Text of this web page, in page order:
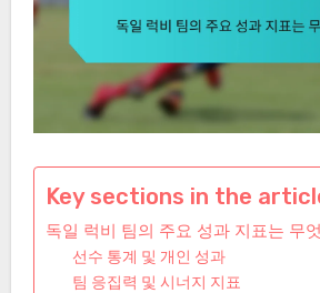
Key sections in the
독일 럭비 팀의 주요 성과 지표는 무
선수 통계 및 개인 성과
팀 응집력 및 시너지 지표